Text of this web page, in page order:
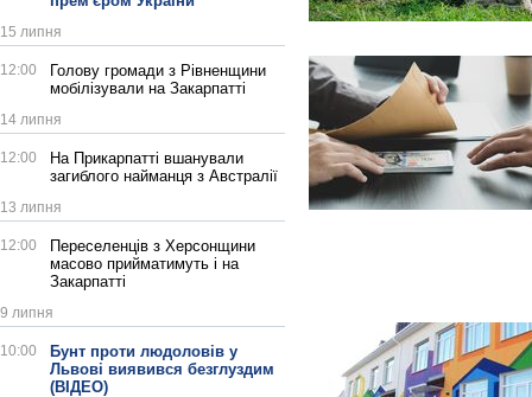
15 липня
12:00
Голову громади з Рівненщини
мобілізували на Закарпатті
14 липня
12:00
На Прикарпатті вшанували
загиблого найманця з Австралії
13 липня
12:00
Переселенців з Херсонщини
масово прийматимуть і на
Закарпатті
9 липня
10:00
Бунт проти людоловів у
Львові виявився безглуздим
(ВІДЕО)